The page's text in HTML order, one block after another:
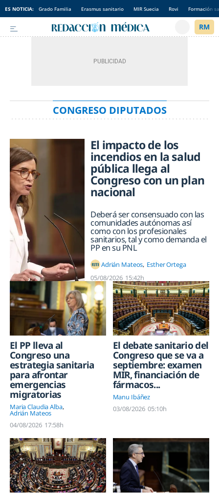
ES NOTICIA: Grado Familia Erasmus sanitario MIR Suecia Rovi Formación
CONGRESO DIPUTADOS
El impacto de los
incendios en la salud
pública llega al
Congreso con un plan
nacional
Deberá ser consensuado con las
comunidades autónomas así
como con los profesionales
sanitarios, tal y como demanda el
PP en su PNL
Adrián Mateos Esther Ortega
05/08/2026 15:42h
El PP lleva al
Congreso una
estrategia sanitaria
para afrontar
emergencias
migratorias
Maria Claudia Alba
Adrián Mateos
04/08/2026 17:58h
El debate sanitario del
Congreso que se va a
septiembre: examen
MIR, financiación de
fármacos...
Manu Ibáñez
03/08/2026 05:10h